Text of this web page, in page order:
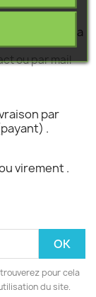
activé pour la
ou par mail
par
.
virement .
pour cela
du site.